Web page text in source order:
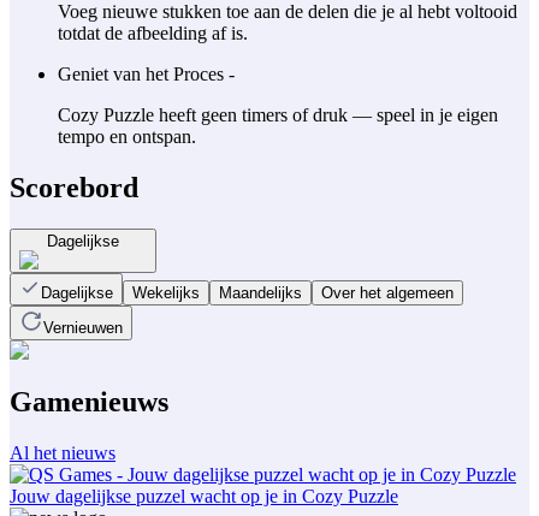
Voeg nieuwe stukken toe aan de delen die je al hebt voltooid
totdat de afbeelding af is.
Geniet van het Proces -
Cozy Puzzle heeft geen timers of druk — speel in je eigen
tempo en ontspan.
Scorebord
Dagelijkse
Dagelijkse Wekelijks Maandelijks
Over het algemeen
Vernieuwen
Gamenieuws
Al het nieuws
Jouw dagelijkse puzzel wacht op je in Cozy Puzzle